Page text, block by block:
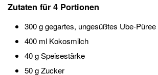
Zutaten für 4 Portionen
300 g gegartes, ungesüßtes Ube-Püree
400 ml Kokosmilch
40 g Speisestärke
50 g Zucker